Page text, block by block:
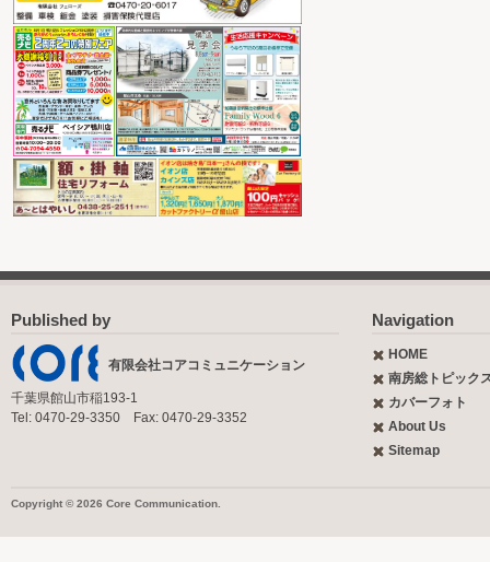
Published by
有限会社コアコミュニケーション
千葉県館山市稲193-1
Tel: 0470-29-3350 Fax: 0470-29-3352
Navigation
HOME
南房総トピック
カバーフォト
About Us
Sitemap
Copyright © 2026 Core Communication.